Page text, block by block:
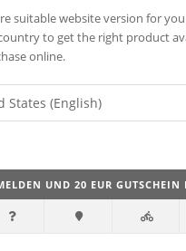
suitable website version for
to get the right product
online.
States (English)
UND 20 EUR GUTSCHEIN